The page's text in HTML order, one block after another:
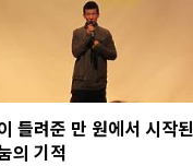
들려준 만 원에서 시작된
의 기적